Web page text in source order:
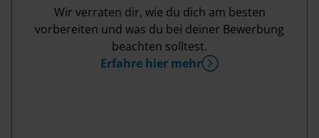
Wir verraten dir, wie du dich am besten
vorbereiten und was du bei deiner Bewerbung
beachten solltest.
Erfahre hier mehr